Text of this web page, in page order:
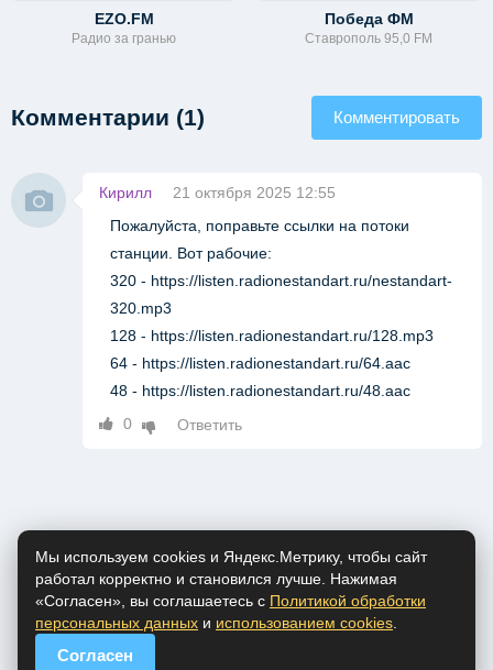
EZO.FM
Радио за гранью
Победа ФМ
Ставрополь 95,0 FM
Комментарии (1) Комментировать
Кирилл
21 октября 2025 12:55
Пожалуйста, поправьте ссылки на потоки
станции. Вот рабочие:
320 - https://listen.radionestandart.ru/nestandart-
320.mp3
128 - https://listen.radionestandart.ru/128.mp3
64 - https://listen.radionestandart.ru/64.aac
48 - https://listen.radionestandart.ru/48.aac
0
Ответить
Мы используем cookies и Яндекс.Метрику, чтобы сайт
работал корректно и становился лучше. Нажимая
«Согласен», вы соглашаетесь с Политикой обработки
персональных данных и использованием cookies
Согласен